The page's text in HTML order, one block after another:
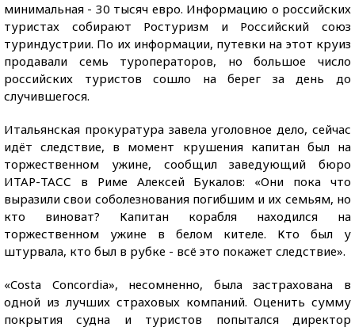
минимальная - 30 тысяч евро. Информацию о российских
туристах собирают Ростуризм и Российский союз
туриндустрии. По их информации, путевки на этот круиз
продавали семь туроператоров, но большое число
российских туристов сошло на берег за день до
случившегося.
Итальянская прокуратура завела уголовное дело, сейчас
идёт следствие, в момент крушения капитан был на
торжественном ужине, сообщил заведующий бюро
ИТАР-ТАСС в Риме Алексей Букалов: «Они пока что
выразили свои соболезнования погибшим и их семьям, но
кто виноват? Капитан корабля находился на
торжественном ужине в белом кителе. Кто был у
штурвала, кто был в рубке - всё это покажет следствие».
«Costa Concordia», несомненно, была застрахована в
одной из лучших страховых компаний. Оценить сумму
покрытия судна и туристов попытался директор